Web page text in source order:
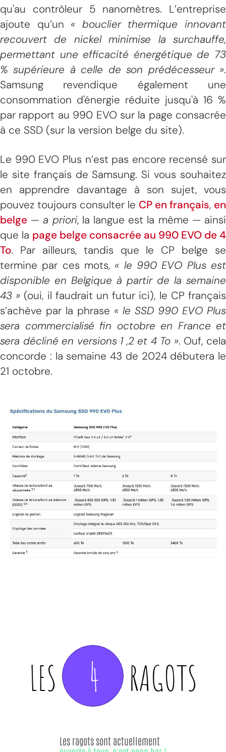
qu'au contrôleur 5 nanomètres. L’entreprise
ajoute qu’un « bouclier thermique innovant
recouvert de nickel minimise la surchauffe,
permettant une efficacité énergétique de 73
% supérieure à celle de son prédécesseur ».
Samsung revendique également une
consommation d'énergie réduite jusqu'à 16 %
par rapport au 990 EVO sur la page consacrée
à ce SSD (sur la version belge du site).
Le 990 EVO Plus n’est pas encore recensé sur
le site français de Samsung. Si vous souhaitez
en apprendre davantage à son sujet, vous
pouvez toujours consulter le CP en français, en
belge —a priori, la langue est la même — ainsi
que la page belge consacrée au 990 EVO de 4
To. Par ailleurs, tandis que le CP belge se
termine par ces mots, « le 990 EVO Plus est
disponible en Belgique à partir de la semaine
43 » (oui, il faudrait un futur ici), le CP français
s’achève par la phrase « le SSD 990 EVO Plus
sera commercialisé fin octobre en France et
sera décliné en versions 1 ,2 et 4 To ». Ouf, cela
concorde : la semaine 43 de 2024 débutera le
21 octobre.
LES 4 RAGOTS
Les ragots sont actuellement